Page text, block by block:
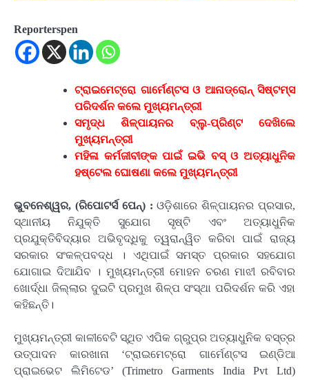
Reporterspen
ଟ୍ରାଇମେଟ୍ରୋ ଗାର୍ମେଣ୍ଟସ ଓ ଆନାଡ୍ରୋନ୍ ସିଷ୍ଟମ୍ସ
ପରିଦର୍ଶନ କଲେ ମୁଖ୍ୟମନ୍ତ୍ରୀ
ସମୃଦ୍ଧ ଶିଳ୍ପାୟନର ବ୍ଲୁ-ପ୍ରିଣ୍ଟ ଦେଖିଲେ
ମୁଖ୍ୟମନ୍ତ୍ରୀ
ମହିଳା କର୍ମଜୀବୀଙ୍କ ପାଇଁ ଇଭି ବସ୍ ଓ ଅତ୍ୟାଧୁନିକ
ହଷ୍ଟେଲ ଘୋଷଣା କଲେ ମୁଖ୍ୟମନ୍ତ୍ରୀ
ଭୁବନେଶ୍ୱର, (ରିପୋଟର୍ସ ପେନ୍‌) : ଓଡ଼ିଶାରେ ଶିଳ୍ପାୟନର ପ୍ରସାର,
ସ୍ଥାନୀୟ ନିଯୁକ୍ତି ସୁଯୋଗ ସୃଷ୍ଟି ଏବଂ ଅତ୍ୟାଧୁନିକ
ପ୍ରଯୁକ୍ତିବିଦ୍ୟାର ଅଭିବୃଦ୍ଧିକୁ ତ୍ୱରାନ୍ୱିତ କରିବା ପାଇଁ ରାଜ୍ୟ
ସରକାର ସଂକଳ୍ପବଦ୍ଧ । ଏଥିପାଇଁ ସମସ୍ତ ପ୍ରକାର ସହଯୋଗ
ଯୋଗାଇ ଦିଆଯିବ । ମୁଖ୍ୟମନ୍ତ୍ରୀ ମୋହନ ଚରଣ ମାଝୀ ରବିବାର
ଖୋର୍ଦ୍ଧା ଜିଲ୍ଲାର ଦୁଇଟି ପ୍ରମୁଖ ଶିଳ୍ପ ସଂସ୍ଥା ପରିଦର୍ଶନ କରି ଏହା
କହିଛନ୍ତି।
ମୁଖ୍ୟମନ୍ତ୍ରୀ କାଳୀବେଟି ସ୍ଥିତ ଏପିକ ଗ୍ରୁପ୍ର ଅତ୍ୟାଧୁନିକ ବସ୍ତ୍ର
ଉତ୍ପାଦନ କାରଖାନା ‘ଟ୍ରାଇମେଟ୍ରୋ ଗାର୍ମେଣ୍ଟସ ଇଣ୍ଡିଆ
ପ୍ରାଇଭେଟ ଲିମିଟେଡ’ (Trimetro Garments India Pvt Ltd)